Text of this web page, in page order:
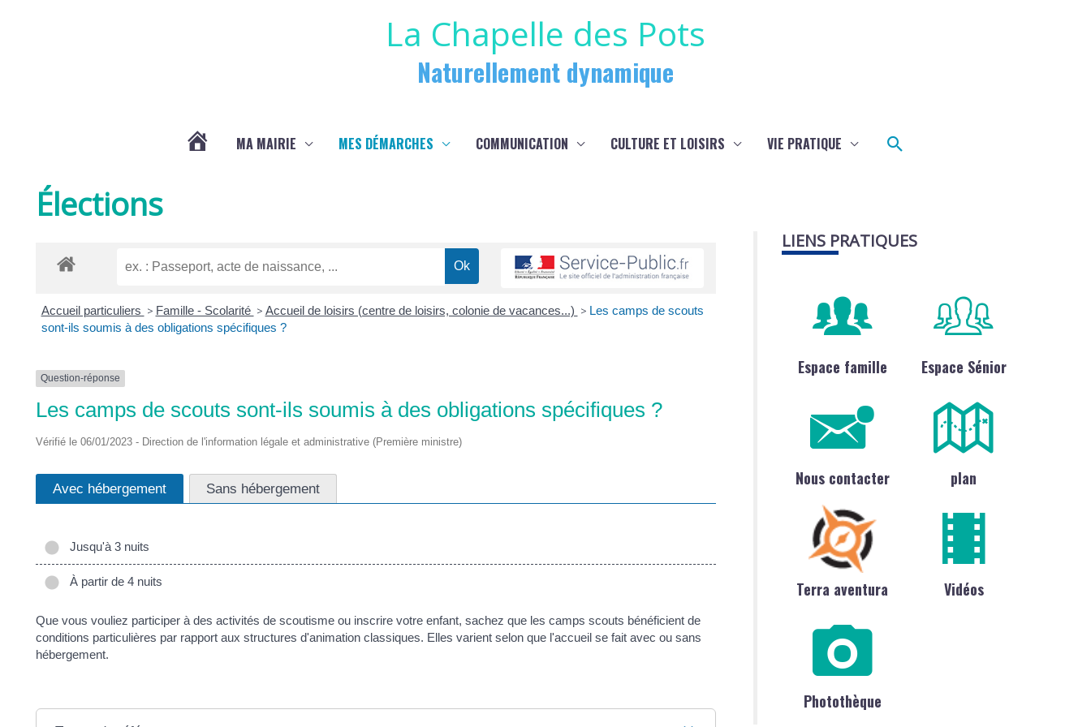
La Chapelle des Pots
Naturellement dynamique
LA
CHAPELLE
MA MAIRIE MES DÉMARCHES COMMUNICATION CULTURE ET LOISIRS VIE PRATIQUE Rechercher
Élections
Accueil particuliers > Famille - Scolarité > Accueil de loisirs (centre de loisirs, colonie de vacances...) > Les camps de scouts
sont-ils soumis à des obligations spécifiques ?
Question-réponse
Les camps de scouts sont-ils soumis à des obligations spécifiques ?
Vérifié le 06/01/2023 - Direction de l'information légale et administrative (Première ministre)
Avec hébergement Sans hébergement
Jusqu'à 3 nuits
À partir de 4 nuits
Que vous vouliez participer à des activités de scoutisme ou inscrire votre enfant, sachez que les camps scouts bénéficient de
conditions particulières par rapport aux structures d'animation classiques. Elles varient selon que l'accueil se fait avec ou sans
hébergement.
LIENS PRATIQUES
Espace famille Espace Sénior
Nous contacter plan
Terra aventura Vidéos
Photothèque